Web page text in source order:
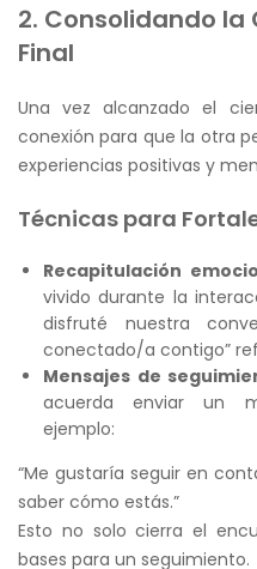
2. Consolidando la
Final
Una vez alcanzado el
conexión para que la otra
experiencias positivas y
Técnicas para
Recapitulación
vivido durante la
disfruté nuestra
conectado/a contigo”
Mensajes de
acuerda enviar un
ejemplo:
“Me gustaría seguir en
saber cómo estás.”
Esto no solo cierra el
bases para un seguimiento.